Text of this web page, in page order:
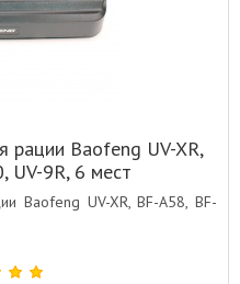
рации Baofeng UV-XR,
UV-9R, 6 мест
Baofeng UV-XR, BF-A58, BF-